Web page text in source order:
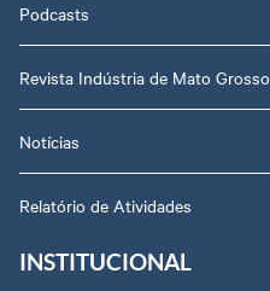
Podcasts
Revista Indústria de Mato Grosso
Notícias
Relatório de Atividades
INSTITUCIONAL